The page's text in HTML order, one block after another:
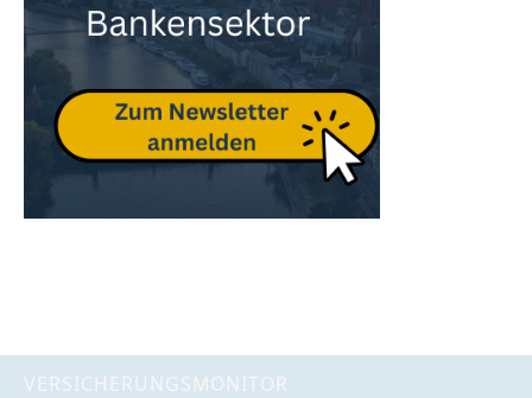
VERSICHERUNGSMONITOR